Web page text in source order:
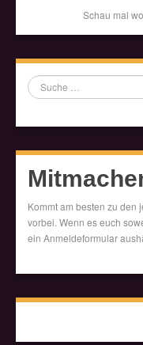
Schau mal
Suche
Kommt am besten zu den
vorbei. Wenn es euch
ein Anmeldeformular